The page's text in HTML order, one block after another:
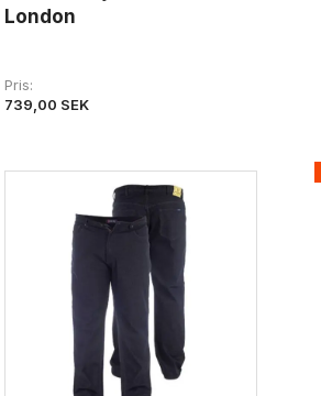
London
Pris
739,00 SEK